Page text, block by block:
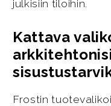
julkisiin tiloihin.
Kattava
Frostin